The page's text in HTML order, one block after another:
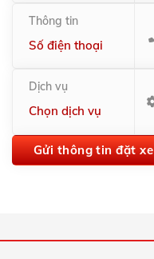
Thông tin
Dịch vụ